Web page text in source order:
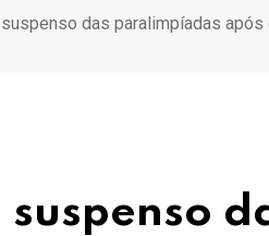
das paralimpíadas após
suspenso